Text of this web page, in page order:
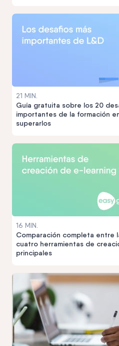
21 MIN.
Guía gratuita sobre los 20
importantes de la formación
superarlos
16 MIN.
Comparación completa entre
cuatro herramientas de
principales